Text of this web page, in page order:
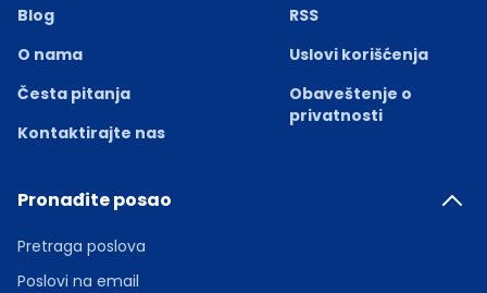
Blog
O nama
Česta pitanja
Kontaktirajte nas
RSS
Uslovi korišćenja
Obaveštenje o
privatnosti
Pronađite posao
Pretraga poslova
Poslovi na email